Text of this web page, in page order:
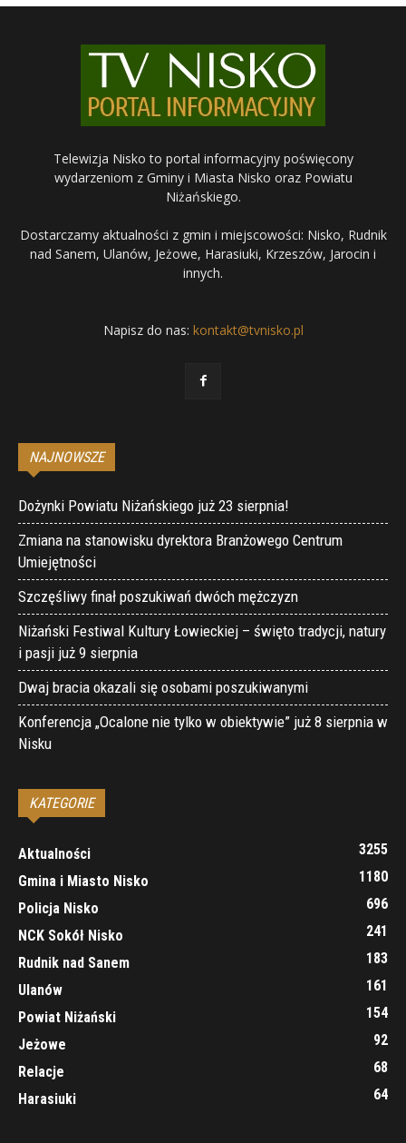
Telewizja Nisko to portal informacyjny poświęcony
wydarzeniom z Gminy i Miasta Nisko oraz Powiatu
Niżańskiego.
Dostarczamy aktualności z gmin i miejscowości: Nisko, Rudnik
nad Sanem, Ulanów, Jeżowe, Harasiuki, Krzeszów, Jarocin i
innych.
Napisz do nas: kontakt@tvnisko.pl
NAJNOWSZE
Dożynki Powiatu Niżańskiego już 23 sierpnia!
Zmiana na stanowisku dyrektora Branżowego Centrum
Umiejętności
Szczęśliwy finał poszukiwań dwóch mężczyzn
Niżański Festiwal Kultury Łowieckiej – święto tradycji, natury
i pasji już 9 sierpnia
Dwaj bracia okazali się osobami poszukiwanymi
Konferencja „Ocalone nie tylko w obiektywie” już 8 sierpnia w
Nisku
KATEGORIE
Aktualności
3255
Gmina i Miasto Nisko
1180
Policja Nisko
696
NCK Sokół Nisko
241
Rudnik nad Sanem
183
Ulanów
161
Powiat Niżański
154
Jeżowe
92
Relacje
68
Harasiuki
64